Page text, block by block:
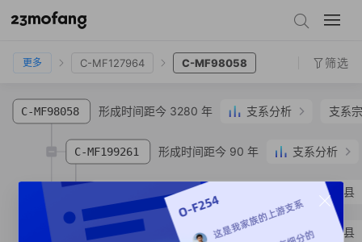
C-MF1028
更多 C-MF127964 C-MF98058 筛选
C-MF98058 形成时间距今 3280 年 支系分析 支系
C-MF199261 形成时间距今 90 年 支系分析
C-MF917875吴** 云南省 昭通市 镇雄县
C-MF140281吴**汉族云南省 昭通市 镇雄县